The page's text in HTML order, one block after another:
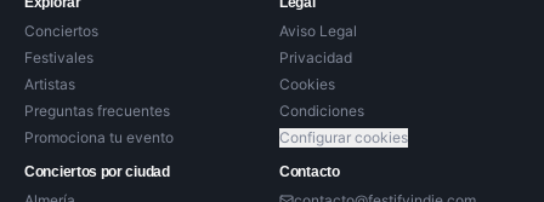
Conciertos
Festivales
Artistas
Preguntas frecuentes
Promociona tu evento
Aviso Legal
Privacidad
Cookies
Condiciones
Configurar cookies
Conciertos por ciudad Contacto